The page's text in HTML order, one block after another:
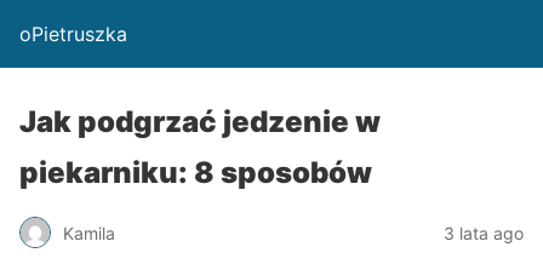
oPietruszka
Jak podgrzać jedzenie w
piekarniku: 8 sposobów
Kamila 3 lata ago